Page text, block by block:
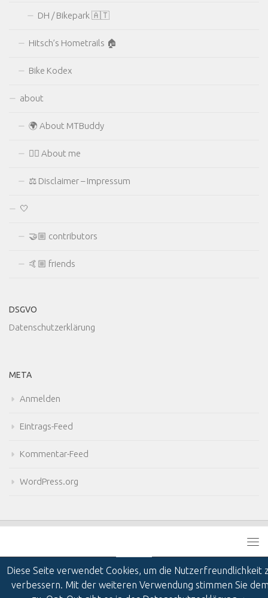
DH / Bikepark 🇦🇹
Hitsch’s Hometrails 🏠
Bike Kodex
about
🌍 About MTBuddy
🙋‍♂️ About me
⚖ Disclaimer – Impressum
🤍
🤝🏼 contributors
🤙🏼 friends
DSGVO
Datenschutzerklärung
META
Anmelden
Eintrags-Feed
Kommentar-Feed
WordPress.org
Diese Seite verwendet Cookies, um die Nutzerfreundlichkeit
verbessern. Mit der weiteren Verwendung stimmen Sie